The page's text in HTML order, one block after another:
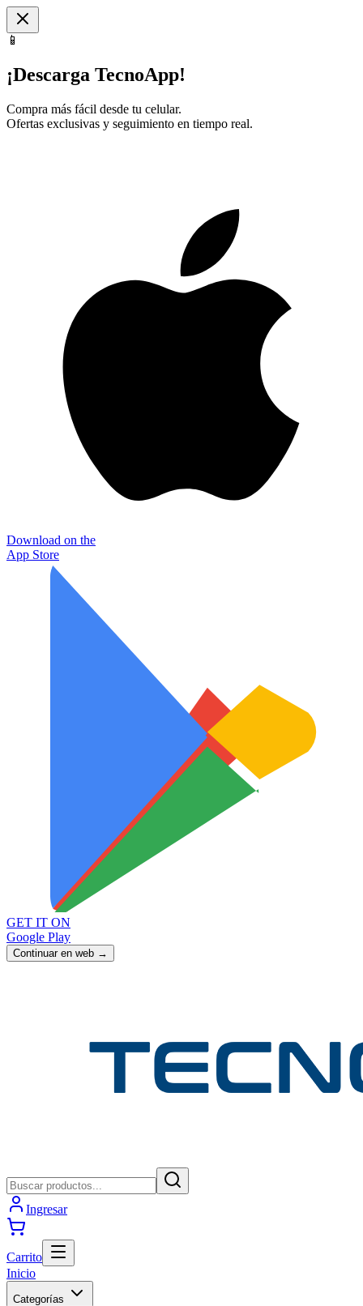
📱
¡Descarga TecnoApp!
Compra más fácil desde tu celular.
Ofertas exclusivas y seguimiento en tiempo real.
Download on the
App Store
GET IT ON
Google Play
Continuar en web →
Ingresar
Carrito
Inicio
Categorías